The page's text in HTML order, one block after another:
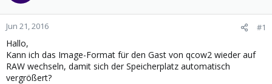
t
a
r
t
e
r
e
Jun 21, 2016 #1
Hallo,
Kann ich das Image-Format für den Gast von qcow2 wieder auf
RAW wechseln, damit sich der Speicherplatz automatisch
vergrößert?